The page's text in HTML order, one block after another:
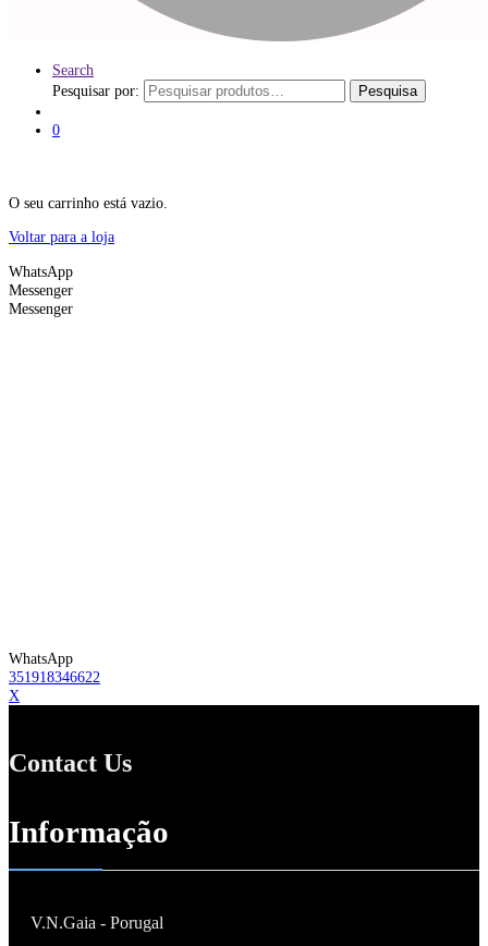
Search
Pesquisar por:
Pesquisa
0
O seu carrinho está vazio.
Voltar para a loja
WhatsApp
Messenger
Messenger
WhatsApp
351918346622
X
Contact Us
Informação
V.N.Gaia - Porugal